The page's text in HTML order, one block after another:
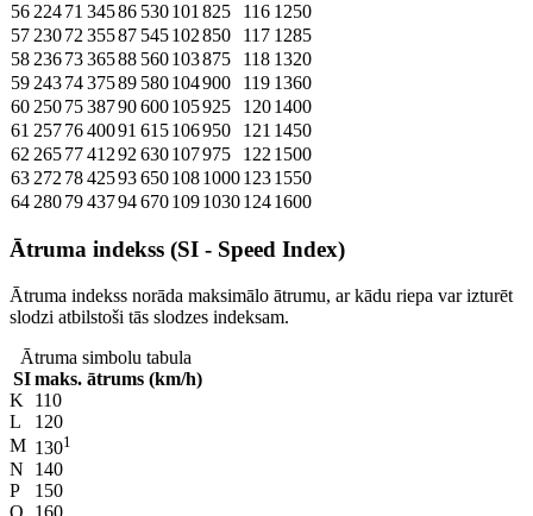
5622471 34586 530101825 116 1250
572307235587 545102850 117 1285
582367336588 560103875 118 1320
592437437589 580104900 119 1360
602507538790600105925 1201400
61 2577640091 615106950 121 1450
622657741292630107975 1221500
63272784259365010810001231550
64280794379467010910301241600
Ātruma indekss (SI - Speed Index)
Ātruma indekss norāda maksimālo ātrumu, ar kādu riepa var izturēt
slodzi atbilstoši tās slodzes indeksam.
Ātruma simbolu tabula
SImaks. ātrums (km/h)
K
110
L
120
M 1301
N
140
P
150
Q
160